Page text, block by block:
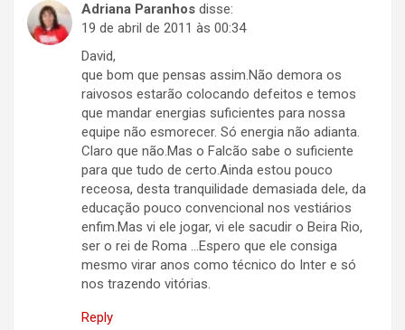
Adriana Paranhos disse:
19 de abril de 2011 às 00:34
David,
que bom que pensas assim.Não demora os
raivosos estarão colocando defeitos e temos
que mandar energias suficientes para nossa
equipe não esmorecer. Só energia não adianta.
Claro que não.Mas o Falcão sabe o suficiente
para que tudo de certo.Ainda estou pouco
receosa, desta tranquilidade demasiada dele, da
educação pouco convencional nos vestiários
enfim.Mas vi ele jogar, vi ele sacudir o Beira Rio,
ser o rei de Roma …Espero que ele consiga
mesmo virar anos como técnico do Inter e só
nos trazendo vitórias.
Reply